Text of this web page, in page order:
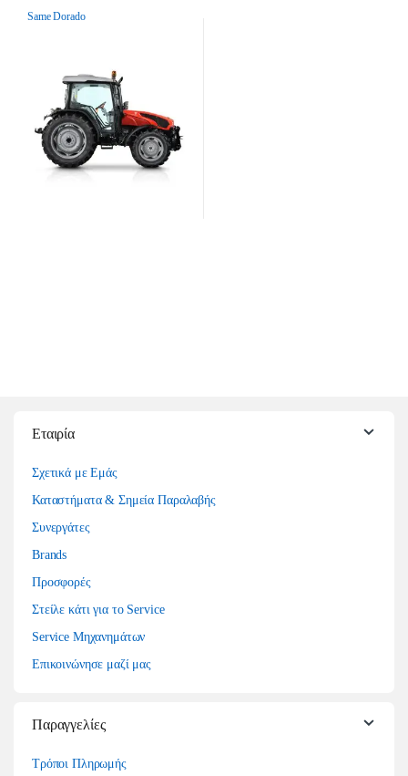
Same Dorado
Εταιρία
Σχετικά με Εμάς
Καταστήματα & Σημεία Παραλαβής
Συνεργάτες
Brands
Προσφορές
Στείλε κάτι για το Service
Service Μηχανημάτων
Επικοινώνησε μαζί μας
Παραγγελίες
Τρόποι Πληρωμής